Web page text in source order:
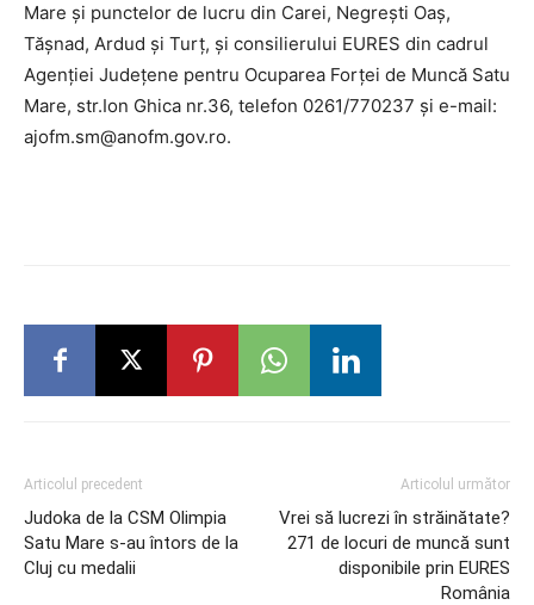
Mare și punctelor de lucru din Carei, Negrești Oaș,
Tășnad, Ardud și Turț, și consilierului EURES din cadrul
Agenției Județene pentru Ocuparea Forței de Muncă Satu
Mare, str.Ion Ghica nr.36, telefon 0261/770237 și e-mail:
ajofm.sm@anofm.gov.ro.
Articolul precedent
Judoka de la CSM Olimpia
Satu Mare s-au întors de la
Cluj cu medalii
Articolul următor
Vrei să lucrezi în străinătate?
271 de locuri de muncă sunt
disponibile prin EURES
România